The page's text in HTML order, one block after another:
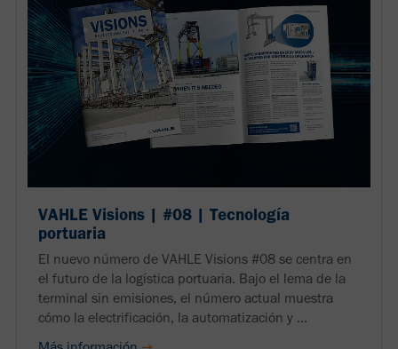
VAHLE Visions | #08 | Tecnología
portuaria
El nuevo número de VAHLE Visions #08 se centra en
el futuro de la logística portuaria. Bajo el lema de la
terminal sin emisiones, el número actual muestra
cómo la electrificación, la automatización y ...